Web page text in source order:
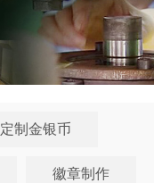
定制金银币
徽章制作